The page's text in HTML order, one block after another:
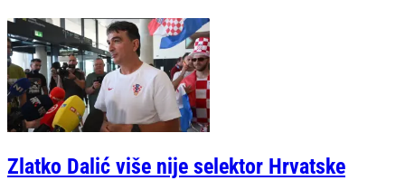
Zlatko Dalić više nije selektor Hrvatske